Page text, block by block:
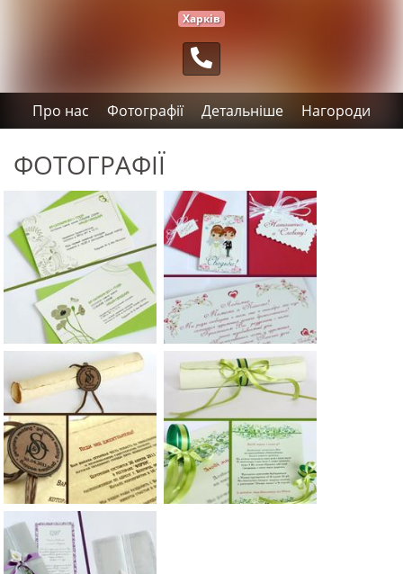
Харків
Про нас Фотографії Детальніше Нагороди
ФОТОГРАФІЇ